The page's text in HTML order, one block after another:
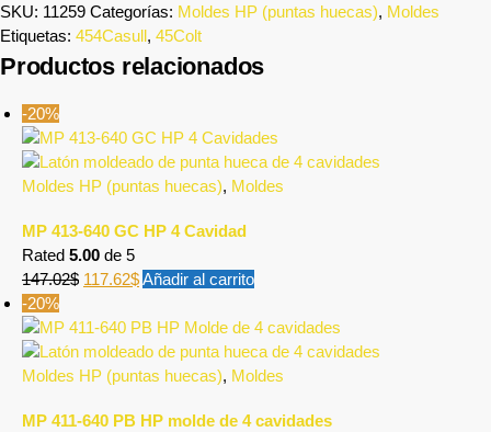
SKU: 11259 Categorías: Moldes HP (puntas huecas), Moldes
Etiquetas: 454Casull, 45Colt
Productos relacionados
-20%
Moldes HP (puntas huecas), Moldes
MP 413-640 GC HP 4 Cavidad
Rated 5.00 de 5
147.02$ 117.62$Añadir al carrito
-20%
Moldes HP (puntas huecas), Moldes
MP 411-640 PB HP molde de 4 cavidades